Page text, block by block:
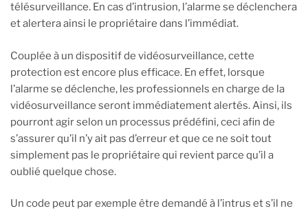
télésurveillance. En cas d’intrusion, l’alarme se déclenchera
et alertera ainsi le propriétaire dans l’immédiat.
Couplée à un dispositif de vidéosurveillance, cette
protection est encore plus efficace. En effet, lorsque
l’alarme se déclenche, les professionnels en charge de la
vidéosurveillance seront immédiatement alertés. Ainsi, ils
pourront agir selon un processus prédéfini, ceci afin de
s’assurer qu’il n’y ait pas d’erreur et que ce ne soit tout
simplement pas le propriétaire qui revient parce qu’il a
oublié quelque chose.
Un code peut par exemple être demandé à l’intrus et s’il ne